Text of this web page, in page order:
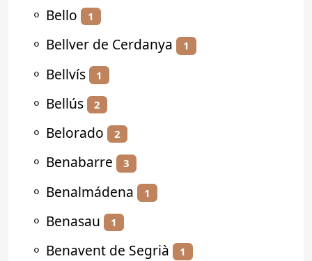
⚬ Bello 1
⚬ Bellver de Cerdanya 1
⚬ Bellvís 1
⚬ Bellús 2
⚬ Belorado 2
⚬ Benabarre 3
⚬ Benalmádena 1
⚬ Benasau 1
⚬ Benavent de Segrià 1